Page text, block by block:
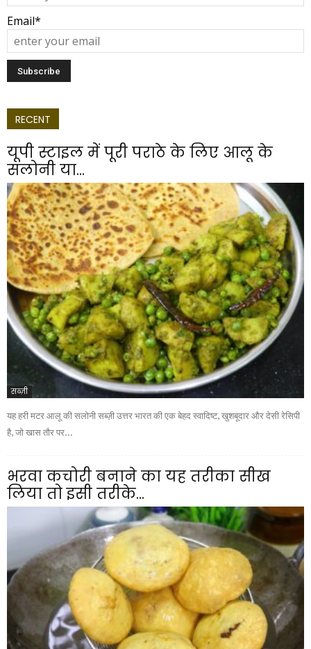
Email*
RECENT
यूपी स्टाइल में पूरी पराठे के लिए आलू के
सलोनी या...
सब्ज़ी
यह हरी मटर आलू की सलोनी सब्ज़ी उत्तर भारत की एक बेहद स्वादिष्ट, खुशबूदार और देसी रेसिपी
है, जो खास तौर पर...
भरवा कचोरी बनाने का यह तरीका सीख
लिया तो इसी तरीके...